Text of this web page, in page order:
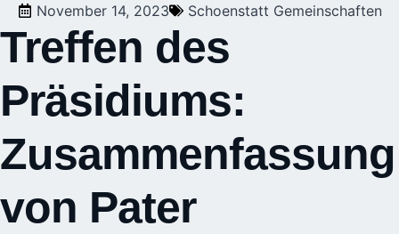
November 14, 2023 Schoenstatt Gemeinschaften
Treffen des
Präsidiums:
Zusammenfassung
von Pater